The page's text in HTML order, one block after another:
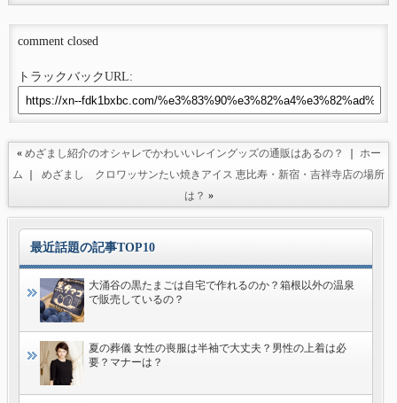
comment closed
トラックバックURL:
« めざまし紹介のオシャレでかわいいレイングッズの通販はあるの？
ホー
ム
めざまし クロワッサンたい焼きアイス 恵比寿・新宿・吉祥寺店の場所
は？ »
最近話題の記事TOP10
大涌谷の黒たまごは自宅で作れるのか？箱根以外の温泉
で販売しているの？
夏の葬儀 女性の喪服は半袖で大丈夫？男性の上着は必
要？マナーは？